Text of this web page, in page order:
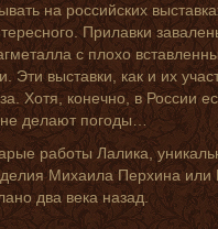
на российских
Прилавки
с плохо
Эти выставки, как и их
Хотя, конечно, в России
делают погоды…
работы Лалика,
Михаила Перхина или
два века назад.